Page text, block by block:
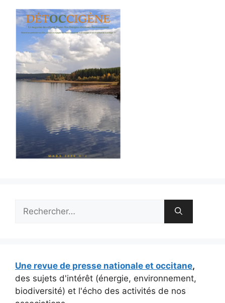
Une revue de presse nationale et occitane,
des sujets d'intérêt (énergie, environnement,
biodiversité) et l'écho des activités de nos